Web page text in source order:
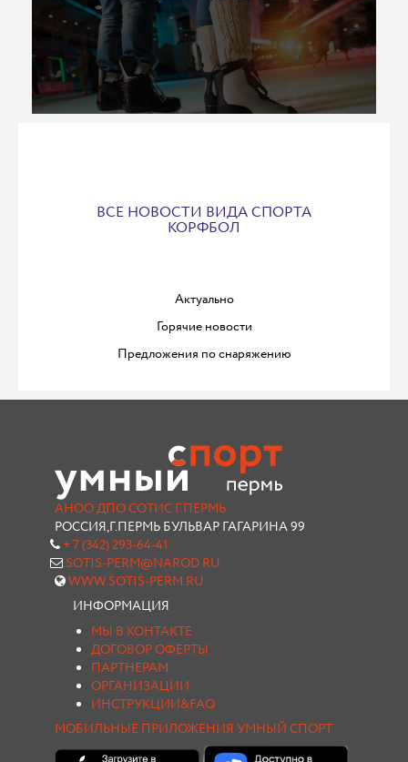
ВСЕ НОВОСТИ ВИДА СПОРТА
КОРФБОЛ
Актуально
Горячие новости
Предложения по снаряжению
АНОО ДПО СОТИС Г.ПЕРМЬ
РОССИЯ,Г.ПЕРМЬ БУЛЬВАР ГАГАРИНА 99
+ 7 (342) 293-64-41
SOTIS-PERM@NAROD.RU
WWW.SOTIS-PERM.RU
ИНФОРМАЦИЯ
МЫ В КОНТАКТЕ
ДОГОВОР ОФЕРТЫ
ПАРТНЕРАМ
ОРГАНИЗАЦИИ
ИНСТРУКЦИИ&FAQ
МОБИЛЬНЫЕ ПРИЛОЖЕНИЯ УМНЫЙ СПОРТ